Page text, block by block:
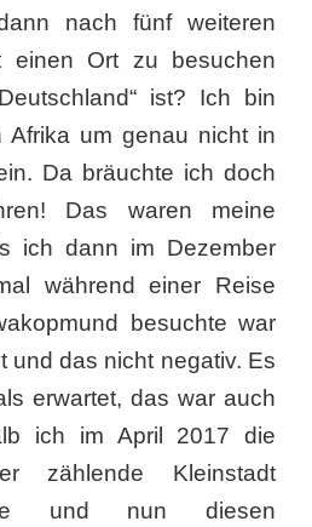
nach fünf weiteren
einen Ort zu besuchen
ist? Ich bin
Afrika um genau nicht in
Da bräuchte ich doch
Das waren meine
ich dann im Dezember
während einer Reise
besuchte war
und das nicht negativ. Es
erwartet, das war auch
ich im April 2017 die
zählende Kleinstadt
und nun diesen